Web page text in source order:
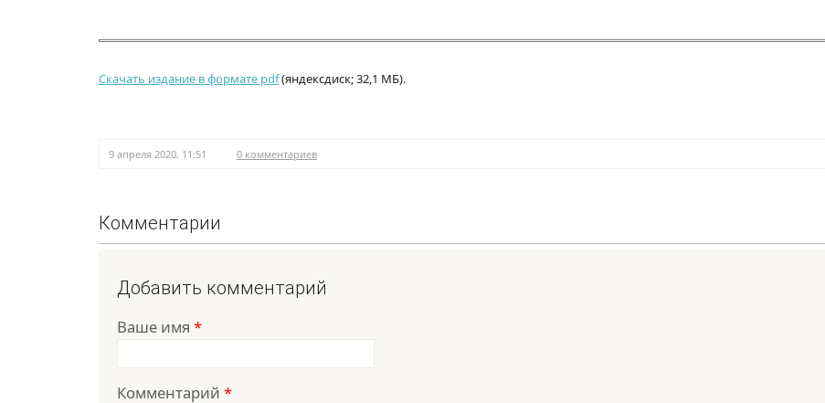
Скачать издание в формате pdf(яндексдиск; 32,1 МБ).
9 апреля 2020, 11:51 0 комментариев
Комментарии
Добавить комментарий
Ваше имя *
Комментарий *